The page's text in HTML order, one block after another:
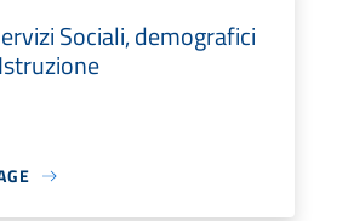
Sociali, demografici